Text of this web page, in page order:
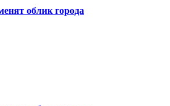
облик города